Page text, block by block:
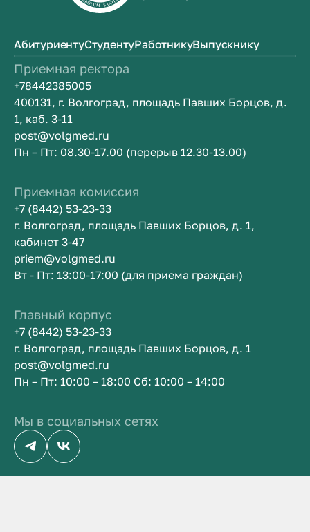
АбитуриентуСтудентуРаботникуВыпускнику
Мы в социальных сетях
Приемная ректора
+78442385005
400131, г. Волгоград, площадь Павших Борцов, д.
1, каб. 3-11
post@volgmed.ru
Пн – Пт: 08.30-17.00 (перерыв 12.30-13.00)
Приемная комиссия
+7 (8442) 53-23-33
г. Волгоград, площадь Павших Борцов, д. 1,
кабинет 3-47
priem@volgmed.ru
Вт - Пт: 13:00-17:00 (для приема граждан)
Главный корпус
+7 (8442) 53-23-33
г. Волгоград, площадь Павших Борцов, д. 1
post@volgmed.ru
Пн – Пт: 10:00 – 18:00 Сб: 10:00 – 14:00